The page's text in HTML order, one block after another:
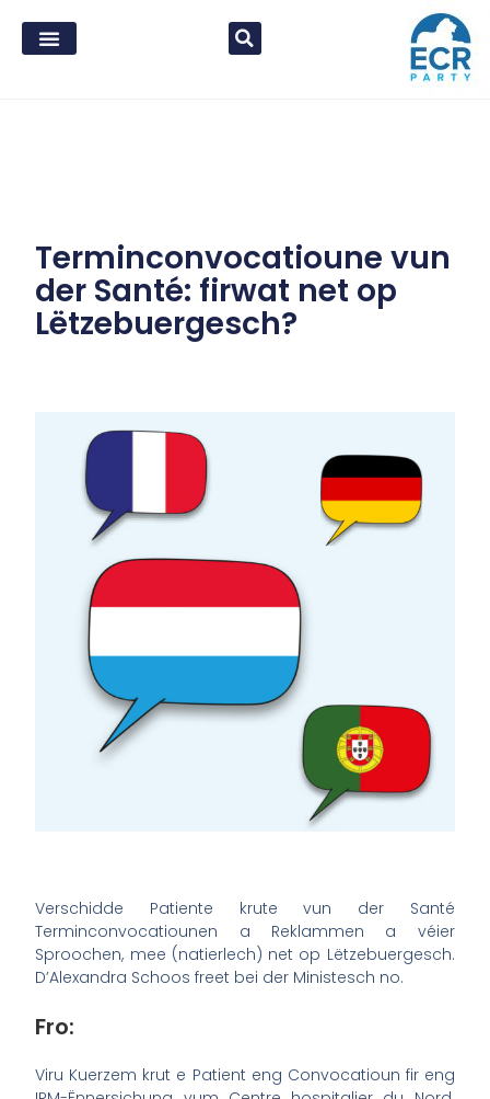
Terminconvocatioune vun
der Santé: firwat net op
Lëtzebuergesch?
Verschidde Patiente krute vun der Santé
Terminconvocatiounen a Reklammen a véier
Sproochen, mee (natierlech) net op Lëtzebuergesch.
D’Alexandra Schoos freet bei der Ministesch no.
Fro:
Viru Kuerzem krut e Patient eng Convocatioun fir eng